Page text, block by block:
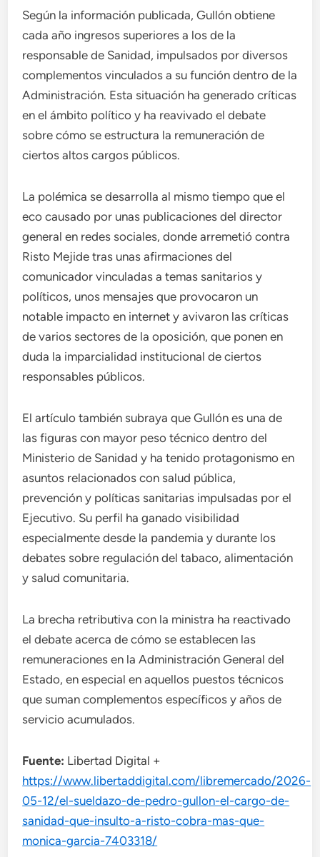
Según la información publicada, Gullón obtiene
cada año ingresos superiores a los de la
responsable de Sanidad, impulsados por diversos
complementos vinculados a su función dentro de la
Administración. Esta situación ha generado críticas
en el ámbito político y ha reavivado el debate
sobre cómo se estructura la remuneración de
ciertos altos cargos públicos.
La polémica se desarrolla al mismo tiempo que el
eco causado por unas publicaciones del director
general en redes sociales, donde arremetió contra
Risto Mejide tras unas afirmaciones del
comunicador vinculadas a temas sanitarios y
políticos, unos mensajes que provocaron un
notable impacto en internet y avivaron las críticas
de varios sectores de la oposición, que ponen en
duda la imparcialidad institucional de ciertos
responsables públicos.
El artículo también subraya que Gullón es una de
las figuras con mayor peso técnico dentro del
Ministerio de Sanidad y ha tenido protagonismo en
asuntos relacionados con salud pública,
prevención y políticas sanitarias impulsadas por el
Ejecutivo. Su perfil ha ganado visibilidad
especialmente desde la pandemia y durante los
debates sobre regulación del tabaco, alimentación
y salud comunitaria.
La brecha retributiva con la ministra ha reactivado
el debate acerca de cómo se establecen las
remuneraciones en la Administración General del
Estado, en especial en aquellos puestos técnicos
que suman complementos específicos y años de
servicio acumulados.
Fuente: Libertad Digital +
https://www.libertaddigital.com/libremercado/2026-
05-12/el-sueldazo-de-pedro-gullon-el-cargo-de-
sanidad-que-insulto-a-risto-cobra-mas-que-
monica-garcia-7403318/